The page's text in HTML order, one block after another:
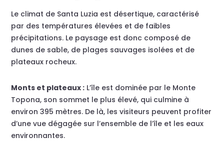
Le climat de Santa Luzia est désertique, caractérisé
par des températures élevées et de faibles
précipitations. Le paysage est donc composé de
dunes de sable, de plages sauvages isolées et de
plateaux rocheux.
Monts et plateaux : L’île est dominée par le Monte
Topona, son sommet le plus élevé, qui culmine à
environ 395 mètres. De là, les visiteurs peuvent profiter
d’une vue dégagée sur l’ensemble de l’île et les eaux
environnantes.